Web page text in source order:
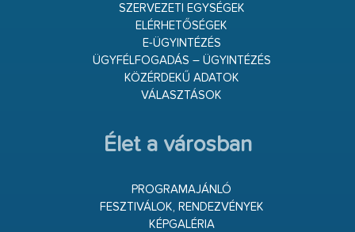
SZERVEZETI EGYSÉGEK
ELÉRHETŐSÉGEK
E-ÜGYINTÉZÉS
ÜGYFÉLFOGADÁS – ÜGYINTÉZÉS
KÖZÉRDEKŰ ADATOK
VÁLASZTÁSOK
Élet a városban
PROGRAMAJÁNLÓ
FESZTIVÁLOK, RENDEZVÉNYEK
KÉPGALÉRIA